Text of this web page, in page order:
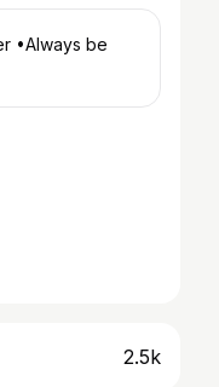
2.5k